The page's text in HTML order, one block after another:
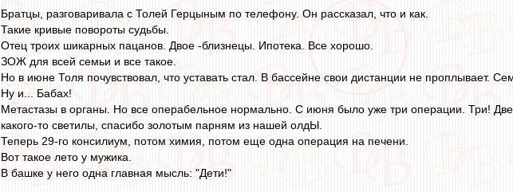
Братцы, разговаривала с Толей Герцыным по телефону. Он рассказал, что и как.
Такие кривые повороты судьбы.
Отец троих шикарных пацанов. Двое -близнецы. Ипотека. Все хорошо.
ЗОЖ для всей семьи и все такое.
Но в июне Толя почувствовал, что уставать стал. В бассейне свои дистанции не проплывает.
Ну и... Бабах!
Метастазы в органы. Но все операбельное нормально. С июня было уже три операции. Три!
какого-то светилы, спасибо золотым парням из нашей олдЫ.
Теперь 29-го консилиум, потом химия, потом еще одна операция на печени.
Вот такое лето у мужика.
В башке у него одна главная мысль: "Дети!"